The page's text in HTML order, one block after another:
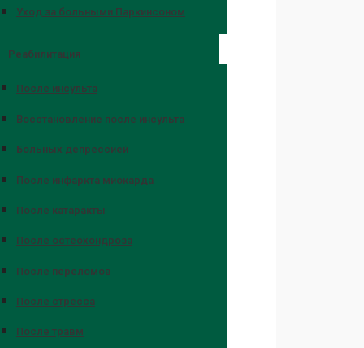
Уход за больными Паркинсоном
Реабилитация
После инсульта
Восстановление после инсульта
Больных депрессией
После инфаркта миокарда
После катаракты
После остеохондроза
После переломов
После стресса
После травм